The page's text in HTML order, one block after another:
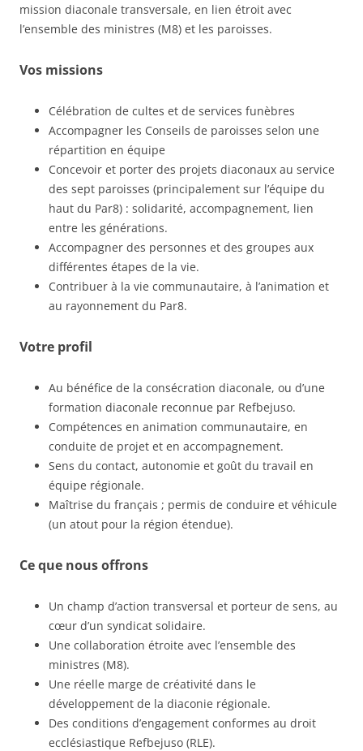
mission diaconale transversale, en lien étroit avec
l’ensemble des ministres (M8) et les paroisses.
Vos missions
Célébration de cultes et de services funèbres
Accompagner les Conseils de paroisses selon une
répartition en équipe
Concevoir et porter des projets diaconaux au service
des sept paroisses (principalement sur l’équipe du
haut du Par8) : solidarité, accompagnement, lien
entre les générations.
Accompagner des personnes et des groupes aux
différentes étapes de la vie.
Contribuer à la vie communautaire, à l’animation et
au rayonnement du Par8.
Votre profil
Au bénéfice de la consécration diaconale, ou d’une
formation diaconale reconnue par Refbejuso.
Compétences en animation communautaire, en
conduite de projet et en accompagnement.
Sens du contact, autonomie et goût du travail en
équipe régionale.
Maîtrise du français ; permis de conduire et véhicule
(un atout pour la région étendue).
Ce que nous offrons
Un champ d’action transversal et porteur de sens, au
cœur d’un syndicat solidaire.
Une collaboration étroite avec l’ensemble des
ministres (M8).
Une réelle marge de créativité dans le
développement de la diaconie régionale.
Des conditions d’engagement conformes au droit
ecclésiastique Refbejuso (RLE).